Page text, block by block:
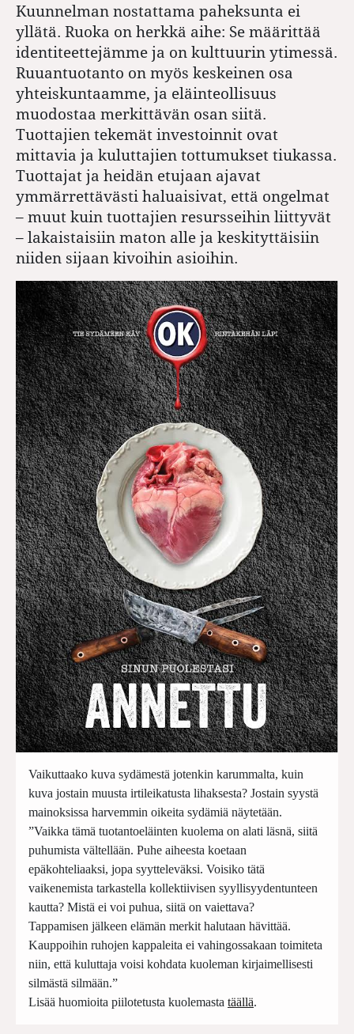
Kuunnelman nostattama paheksunta ei
yllätä. Ruoka on herkkä aihe: Se määrittää
identiteettejämme ja on kulttuurin ytimessä.
Ruuantuotanto on myös keskeinen osa
yhteiskuntaamme, ja eläinteollisuus
muodostaa merkittävän osan siitä.
Tuottajien tekemät investoinnit ovat
mittavia ja kuluttajien tottumukset tiukassa.
Tuottajat ja heidän etujaan ajavat
ymmärrettävästi haluaisivat, että ongelmat
– muut kuin tuottajien resursseihin liittyvät
– lakaistaisiin maton alle ja keskityttäisiin
niiden sijaan kivoihin asioihin.
Vaikuttaako kuva sydämestä jotenkin karummalta, kuin
kuva jostain muusta irtileikatusta lihaksesta? Jostain syystä
mainoksissa harvemmin oikeita sydämiä näytetään.
”Vaikka tämä tuotantoeläinten kuolema on alati läsnä, siitä
puhumista vältellään. Puhe aiheesta koetaan
epäkohteliaaksi, jopa syytteleväksi. Voisiko tätä
vaikenemista tarkastella kollektiivisen syyllisyydentunteen
kautta? Mistä ei voi puhua, siitä on vaiettava?
Tappamisen jälkeen elämän merkit halutaan hävittää.
Kauppoihin ruhojen kappaleita ei vahingossakaan toimiteta
niin, että kuluttaja voisi kohdata kuoleman kirjaimellisesti
silmästä silmään.”
Lisää huomioita piilotetusta kuolemasta täällä.